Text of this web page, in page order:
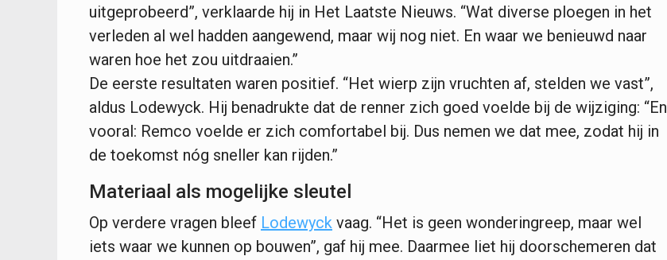
uitgeprobeerd”, verklaarde hij in Het Laatste Nieuws. “Wat diverse ploegen in het
verleden al wel hadden aangewend, maar wij nog niet. En waar we benieuwd naar
waren hoe het zou uitdraaien.”
De eerste resultaten waren positief. “Het wierp zijn vruchten af, stelden we vast”,
aldus Lodewyck. Hij benadrukte dat de renner zich goed voelde bij de wijziging: “En
vooral: Remco voelde er zich comfortabel bij. Dus nemen we dat mee, zodat hij in
de toekomst nóg sneller kan rijden.”
Materiaal als mogelijke sleutel
Op verdere vragen bleef Lodewyck vaag. “Het is geen wonderingreep, maar wel
iets waar we kunnen op bouwen”, gaf hij mee. Daarmee liet hij doorschemeren dat